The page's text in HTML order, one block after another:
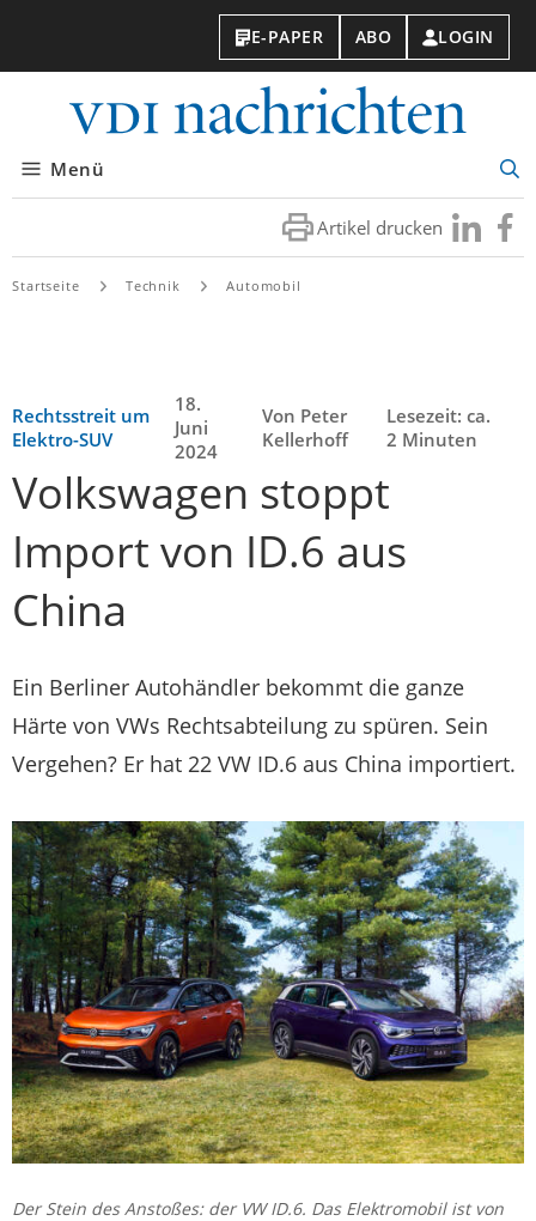
E-PAPER ABO LOGIN
Menü
Artikel drucken Besuchen
Sie
Sie
Startseite Technik Automobil
Rechtsstreit um
Elektro-SUV
18.
Juni
2024
Von Peter
Kellerhoff
Lesezeit: ca.
2 Minuten
Volkswagen stoppt
Import von ID.6 aus
China
Ein Berliner Autohändler bekommt die ganze
Härte von VWs Rechtsabteilung zu spüren. Sein
Vergehen? Er hat 22 VW ID.6 aus China importiert.
Der Stein des Anstoßes: der VW ID.6. Das Elektromobil ist von